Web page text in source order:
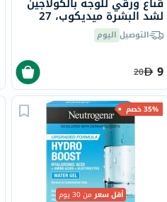
لشد البشرة ميديكوب، 27
جرامالتوصيل اليوم
9
20
35% خصم
أقل سعرمن 30 يوم